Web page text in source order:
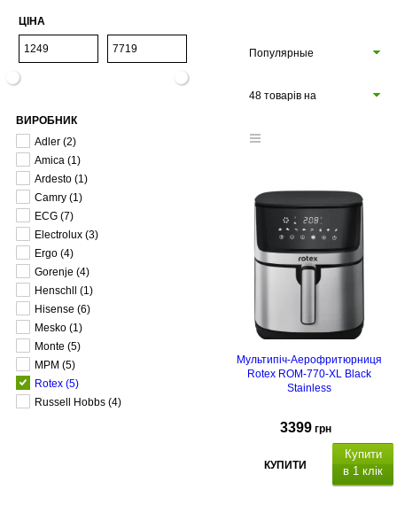
ЦІНА
ВИРОБНИК
Adler (2)
Amica (1)
Ardesto (1)
Camry (1)
ECG (7)
Electrolux (3)
Ergo (4)
Gorenje (4)
Henschll
(1)
Hisense (6)
Mesko (1)
Monte (5)
MPM (5)
Rotex (5)
Russell Hobbs (4)
Популярные
48 товарів на
Мультипіч-Аерофритюрниця
Rotex ROM-770-XL Black
Stainless
3399 грн
КУПИТИ
Купити
в 1 клік